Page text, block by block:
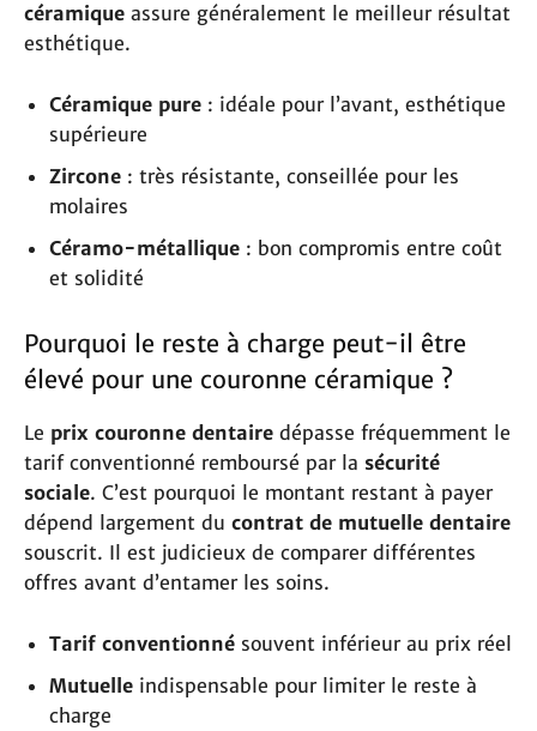
céramique assure généralement le meilleur résultat
esthétique.
Céramique pure : idéale pour l’avant, esthétique
supérieure
Zircone : très résistante, conseillée pour les
molaires
Céramo-métallique : bon compromis entre coût
et solidité
Pourquoi le reste à charge peut-il être
élevé pour une couronne céramique ?
Le prix couronne dentaire dépasse fréquemment le
tarif conventionné remboursé par la sécurité
sociale. C’est pourquoi le montant restant à payer
dépend largement du contrat de mutuelle dentaire
souscrit. Il est judicieux de comparer différentes
offres avant d’entamer les soins.
Tarif conventionné souvent inférieur au prix réel
Mutuelle indispensable pour limiter le reste à
charge